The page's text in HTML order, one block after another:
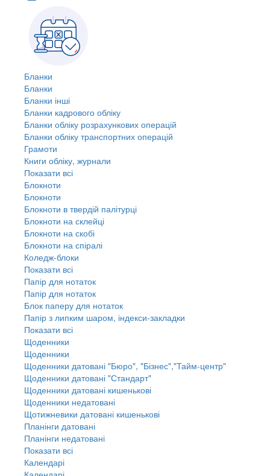
Бланки
Бланки
Бланки інші
Бланки кадрового обліку
Бланки обліку розрахункових операцій
Бланки обліку транспортних операцій
Грамоти
Книги обліку, журнали
Показати всі
Блокноти
Блокноти
Блокноти в твердій палітурці
Блокноти на склейці
Блокноти на скобі
Блокноти на спіралі
Коледж-блоки
Показати всі
Папір для нотаток
Папір для нотаток
Блок паперу для нотаток
Папір з липким шаром, індекси-закладки
Показати всі
Щоденники
Щоденники
Щоденники датовані "Бюро", "Бізнес","Тайм-центр"
Щоденники датовані "Стандарт"
Щоденники датовані кишенькові
Щоденники недатовані
Щотижневики датовані кишенькові
Планінги датовані
Планінги недатовані
Показати всі
Календарі